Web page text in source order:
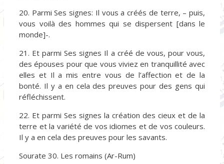
20. Parmi Ses signes: Il vous a créés de terre, – puis,
vous voilà des hommes qui se dispersent [dans le
monde]-.
21. Et parmi Ses signes Il a créé de vous, pour vous,
des épouses pour que vous viviez en tranquillité avec
elles et Il a mis entre vous de l’affection et de la
bonté. Il y a en cela des preuves pour des gens qui
réfléchissent.
22. Et parmi Ses signes la création des cieux et de la
terre et la variété de vos idiomes et de vos couleurs.
Il y a en cela des preuves pour les savants.
Sourate 30. Les romains (Ar-Rum)